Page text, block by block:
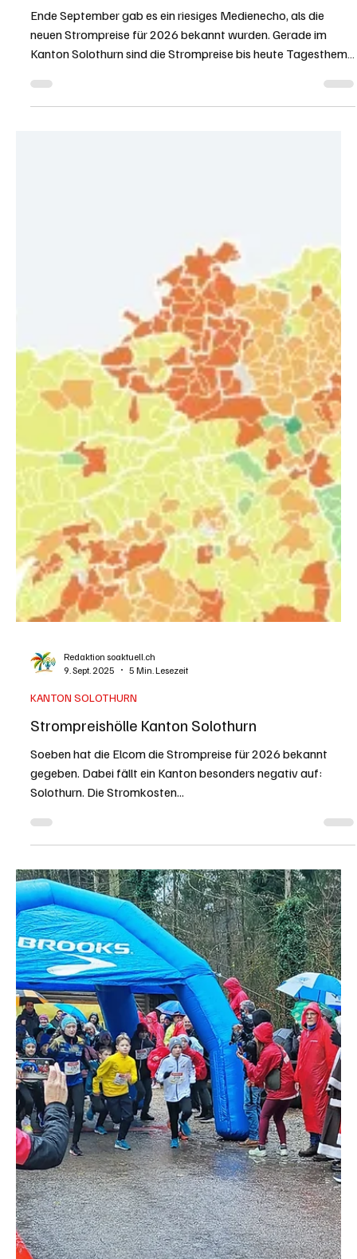
Härkingen: Runners der LV Langenthal räumten
beim Chlauslauf ab
Am Wochenende fand in Härkingen der 30. Chlauslauf statt.
Auch in diesem Jahr organisierte ihn die Lauf- und
Sportgruppe Olten-Gäu. Als Präsident des fünfköpfigen
Organisationskomitees fungierte Rolf Baumann. Das OK
rechnete mit 400 Läuferinnen und Läufern - doch es kamen
über 550 aus der ganzen Schweiz. Die Athletinnen und
Athleten der Leichtathletikvereinigung Langenthal trumpften
im solothurnischen Gäu gross auf und holten gleich neun
Podestplätze. LV Langenthal / Stefan H
Redaktion soaktuell.ch
16. Okt. 2025
4 Min. Lesezeit
KANTON SOLOTHURN
Eine vernünftige PV-Anlage lohnt sich auch ohne
Einspeisevergütung
Ende September gab es ein riesiges Medienecho, als die
neuen Strompreise für 2026 bekannt wurden. Gerade im
Kanton Solothurn sind die Strompreise bis heute Tagesthema
bei der Bevölkerung und werden es auch bleiben, wenn im